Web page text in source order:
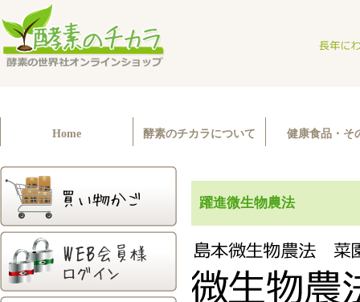
Home 酵素のチカラについて 健康食品・そ
躍進微生物農法